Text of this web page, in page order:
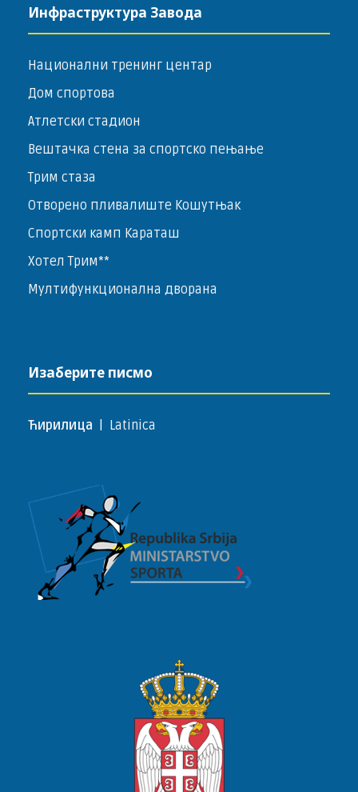
Инфраструктура Завода
Национални тренинг центар
Дом спортова
Атлетски стадион
Вештачка стена за спортско пењање
Трим стаза
Отворено пливалиште Кошутњак
Спортски камп Караташ
Хотел Трим**
Мултифункционална дворана
Изаберите писмо
Ћирилица Latinica